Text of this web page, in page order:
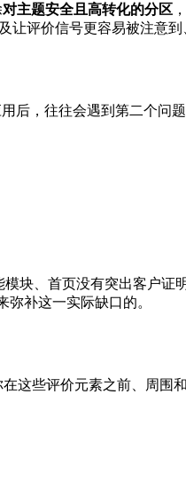
对主题安全且高转化的分区
评价信号更容易被注意
后，往往会遇到第二个问题
块、首页没有突出客户
弥补这一实际缺口的。
在这些评价元素之前、周